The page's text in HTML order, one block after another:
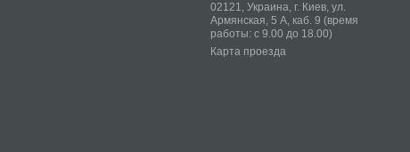
02121, Украина, г. Киев, ул.
Армянская, 5 А, каб. 9 (время
работы: с 9.00 до 18.00)
Карта проезда